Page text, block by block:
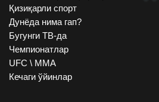
Қизиқарли спорт
Дунёда нима гап?
Бугунги ТВ-да
Чемпионатлар
UFC \ ММА
Кечаги ўйинлар